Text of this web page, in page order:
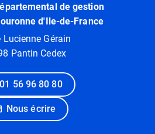
de gestion
d'Ile-de-France
Lucienne Gérain
Pantin Cedex
01 56 96 80 80
Nous écrire